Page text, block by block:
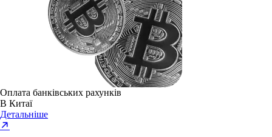
Оплата банківських рахунків
В Китаї
Детальніше